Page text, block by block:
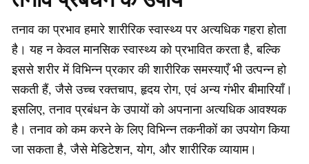
तनाव का प्रभाव हमारे शारीरिक स्वास्थ्य पर अत्यधिक गहरा होता
है। यह न केवल मानसिक स्वास्थ्य को प्रभावित करता है, बल्कि
इससे शरीर में विभिन्न प्रकार की शारीरिक समस्याएँ भी उत्पन्न हो
सकती हैं, जैसे उच्च रक्तचाप, हृदय रोग, एवं अन्य गंभीर बीमारियाँ।
इसलिए, तनाव प्रबंधन के उपायों को अपनाना अत्यधिक आवश्यक
है। तनाव को कम करने के लिए विभिन्न तकनीकों का उपयोग किया
जा सकता है, जैसे मेडिटेशन, योग, और शारीरिक व्यायाम।